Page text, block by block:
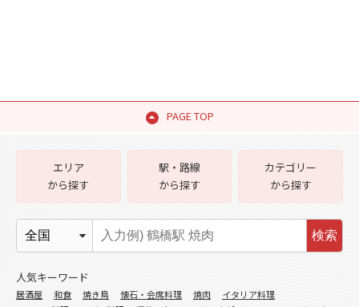
PAGE TOP
エリア
から探す
駅・路線
から探す
カテゴリー
から探す
検索
人気キーワード
居酒屋 和食 焼き鳥 懐石・会席料理 焼肉
イタリア料理